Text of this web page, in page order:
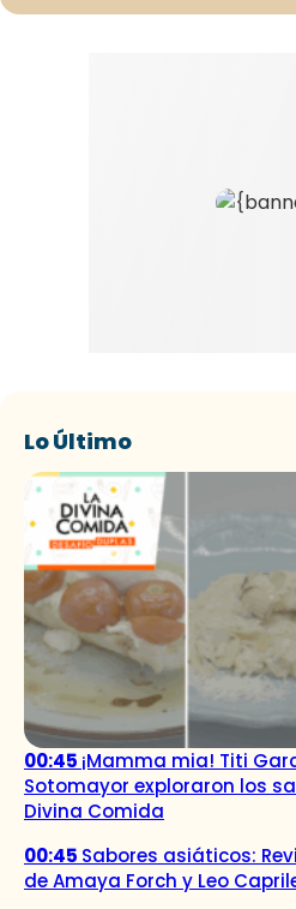
Lo Último
00:45 ¡Mamma mia! Titi
Sotomayor exploraron los
Divina Comida
00:45 Sabores asiáticos:
de Amaya Forch y Leo